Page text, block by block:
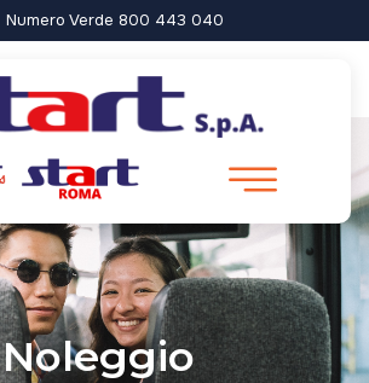
Numero Verde 800 443 040
Noleggio